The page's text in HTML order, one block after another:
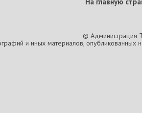
© Администрация
и иных материалов, опубликованных